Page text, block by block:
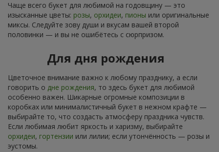
Чаще всего букет для любимой на годовщину — это
изысканные цветы: розы, орхидеи, пионы или оригинальные
миксы. Следуйте зову души и вкусам вашей второй
половинки — и вы не ошибётесь с сюрпризом.
Для дня рождения
Цветочное внимание важно к любому празднику, а если
говорить о дне рождения, то здесь букет для любимой
особенно важен. Шикарные огромные композиции в
коробках или минималистичный букет в нежном крафте —
выбирайте то, что создасть атмосферу праздника чувств.
Если любимая любит яркость и харизму, выбирайте
орхидеи, гортензии или лилии; если утончённость — розы и
эустомы.